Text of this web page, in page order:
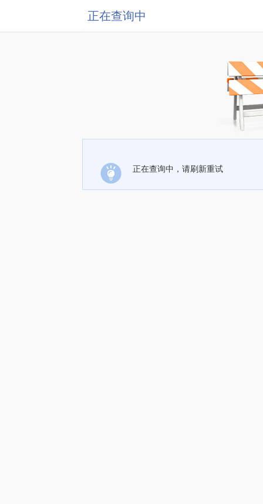
正在查询中
正在查询中，请刷新重试